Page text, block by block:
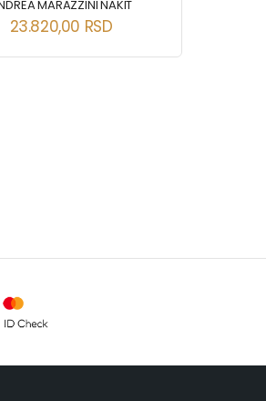
MARAZZINI NAKIT
23.820,00 RSD